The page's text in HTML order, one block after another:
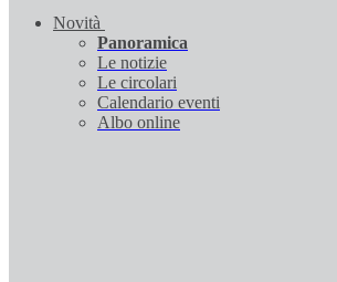
Novità
Panoramica
Le notizie
Le circolari
Calendario eventi
Albo online